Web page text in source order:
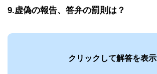
9.虚偽の報告、答弁の罰則は？
クリックして解答を表示